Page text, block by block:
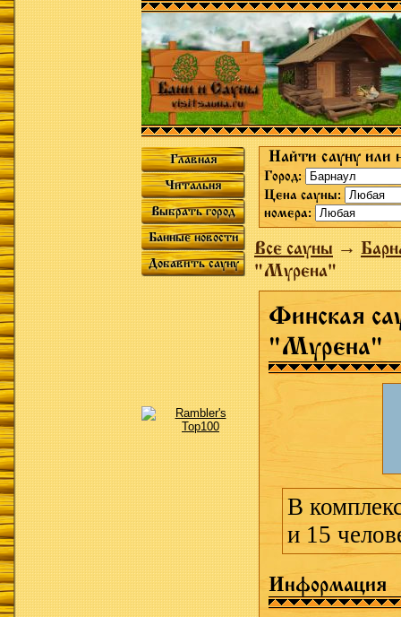
Главная
Читальня
Выбрать город
Банные новости
Добавить сауну
Найти сауну или
Город:
Цена сауны:
номера:
Все сауны→
"Мурена"
Финская
"Мурена"
В
и 15
Информация